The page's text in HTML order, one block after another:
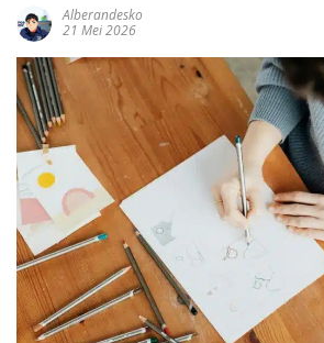
Alberandesko
21 Mei 2026